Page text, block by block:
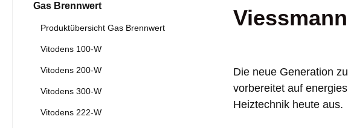
Gas Brennwert
Produktübersicht Gas Brennwert
Vitodens 100-W
Vitodens 200-W
Vitodens 300-W
Vitodens 222-W
Die neue Generation
vorbereitet auf
Heiztechnik heute aus.